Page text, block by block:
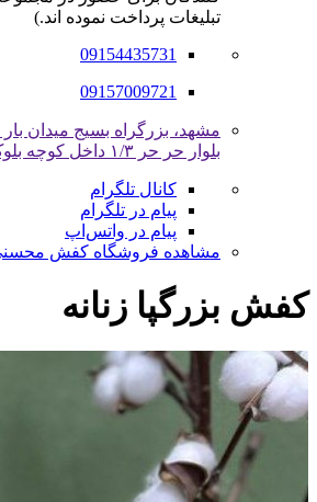
تبلیغات پرداخت نموده اند.)
09154435731
09157009721
مشهد، بزرگراه بسیج میدان
بلوار حر حر ۱/۳ داخل کوچه بلوک صنعتی چهارم
کانال تلگرام
پیام در تلگرام
پیام در واتس‌اپ
مشاهده فروشگاه کفش
کفش بزرگپا زنانه